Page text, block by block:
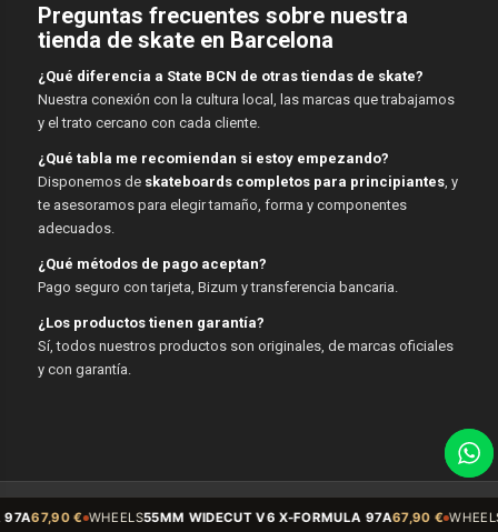
Preguntas frecuentes sobre nuestra
tienda de skate en Barcelona
¿Qué diferencia a State BCN de otras tiendas de skate?
Nuestra conexión con la cultura local, las marcas que trabajamos
y el trato cercano con cada cliente.
¿Qué tabla me recomiendan si estoy empezando?
Disponemos de skateboards completos para principiantes, y
te asesoramos para elegir tamaño, forma y componentes
adecuados.
¿Qué métodos de pago aceptan?
Pago seguro con tarjeta, Bizum y transferencia bancaria.
¿Los productos tienen garantía?
Sí, todos nuestros productos son originales, de marcas oficiales
y con garantía.
© Copyright - State BCN - 2026
55MM WIDECUT V6 X-FORMULA 97A 67,90 € WHEELSSidecut 54mm